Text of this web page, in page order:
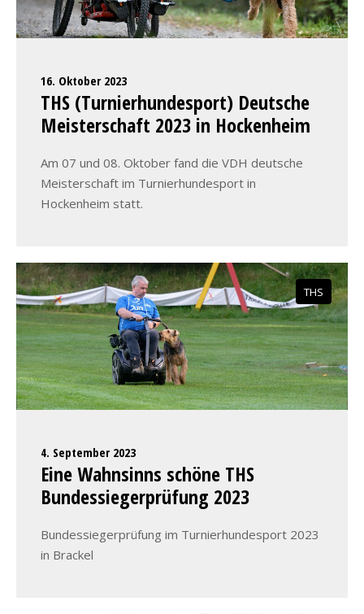
16. Oktober 2023
THS (Turnierhundesport) Deutsche
Meisterschaft 2023 in Hockenheim
Am 07 und 08. Oktober fand die VDH deutsche
Meisterschaft im Turnierhundesport in
Hockenheim statt.
THS
4. September 2023
Eine Wahnsinns schöne THS
Bundessiegerprüfung 2023
Bundessiegerprüfung im Turnierhundesport 2023
in Brackel